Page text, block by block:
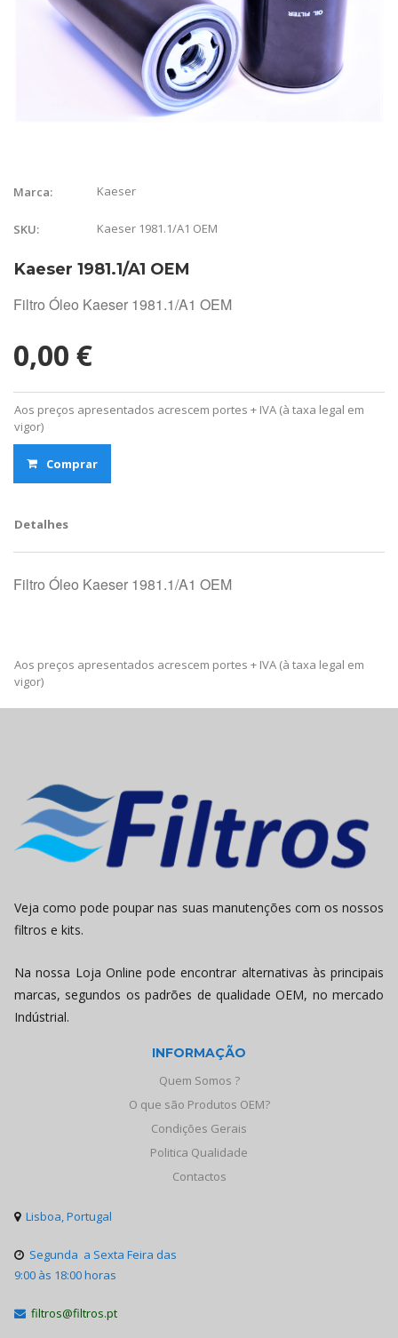
Marca: Kaeser
SKU: Kaeser 1981.1/A1 OEM
Kaeser 1981.1/A1 OEM
Filtro Óleo Kaeser 1981.1/A1 OEM
0,00 €
Aos preços apresentados acrescem portes + IVA (à taxa legal em
vigor)
Comprar
Detalhes
Filtro Óleo Kaeser 1981.1/A1 OEM
Aos preços apresentados acrescem portes + IVA (à taxa legal em
vigor)
Veja como pode poupar nas suas manutenções com os nossos
filtros e kits.
Na nossa Loja Online pode encontrar alternativas às principais
marcas, segundos os padrões de qualidade OEM, no mercado
Indústrial.
INFORMAÇÃO
Quem Somos ?
O que são Produtos OEM?
Condições Gerais
Politica Qualidade
Contactos
 Lisboa, Portugal
 Segunda a Sexta Feira das
9:00 às 18:00 horas
 filtros@filtros.pt